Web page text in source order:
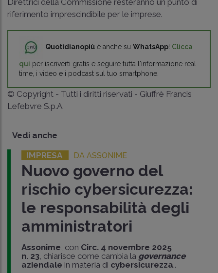
riferimento imprescindibile per le imprese.
Quotidianopiù è anche su WhatsApp! Clicca
qui per iscriverti gratis e seguire tutta l'informazione real
time, i video e i podcast sul tuo smartphone.
© Copyright - Tutti i diritti riservati - Giuffrè Francis
Lefebvre S.p.A.
Vedi anche
IMPRESA DA ASSONIME
Nuovo governo del
rischio cybersicurezza:
le responsabilità degli
amministratori
Assonime , con Circ. 4 novembre 2025
n. 23, chiarisce come cambia la governance
aziendale in materia di cybersicurezza..